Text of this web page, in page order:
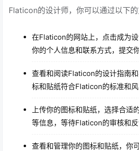
Flaticon的设计师，你可以通过以下的
在Flaticon的网站上，点击成为
你的个人信息和联系方式，提交你
查看和阅读Flaticon的设计指南
标和贴纸符合Flaticon的标准和风
上传你的图标和贴纸，选择合适
等信息，等待Flaticon的审核和反
查看和管理你的图标和贴纸，你